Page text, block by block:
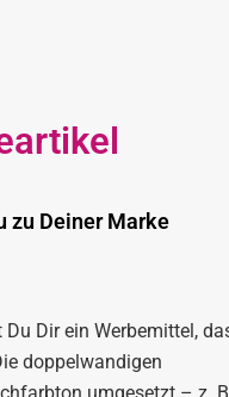
zu Deiner Marke
Du Dir ein Werbemittel,
doppelwandigen
umgesetzt – z.